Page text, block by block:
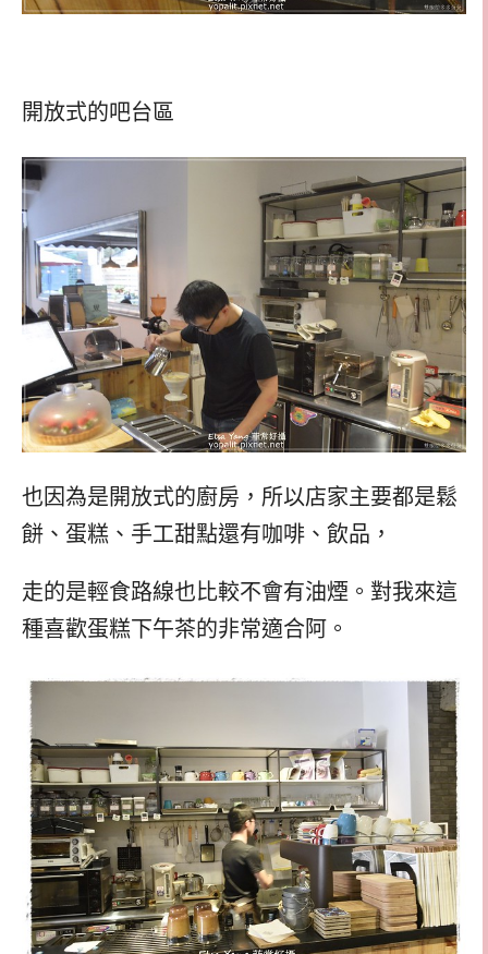
開放式的吧台區
也因為是開放式的廚房，所以店家主要都是鬆
餅、蛋糕、手工甜點還有咖啡、飲品，
走的是輕食路線也比較不會有油煙。對我來這
種喜歡蛋糕下午茶的非常適合阿。